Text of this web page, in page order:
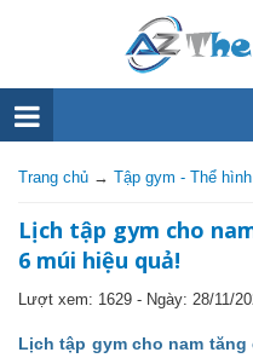
Trang chủ → Tập gym - Thể hình
Lịch tập gym cho
6 múi hiệu quả!
Lượt xem: 1629 - Ngày: 28/11/
Lịch tập gym cho nam tăng